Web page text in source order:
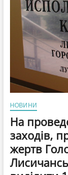
у
1
НОВИНИ
На
заходів,
жертв